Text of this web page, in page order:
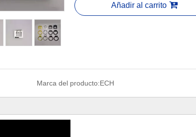
Añadir al carrito
Marca del producto:ECH